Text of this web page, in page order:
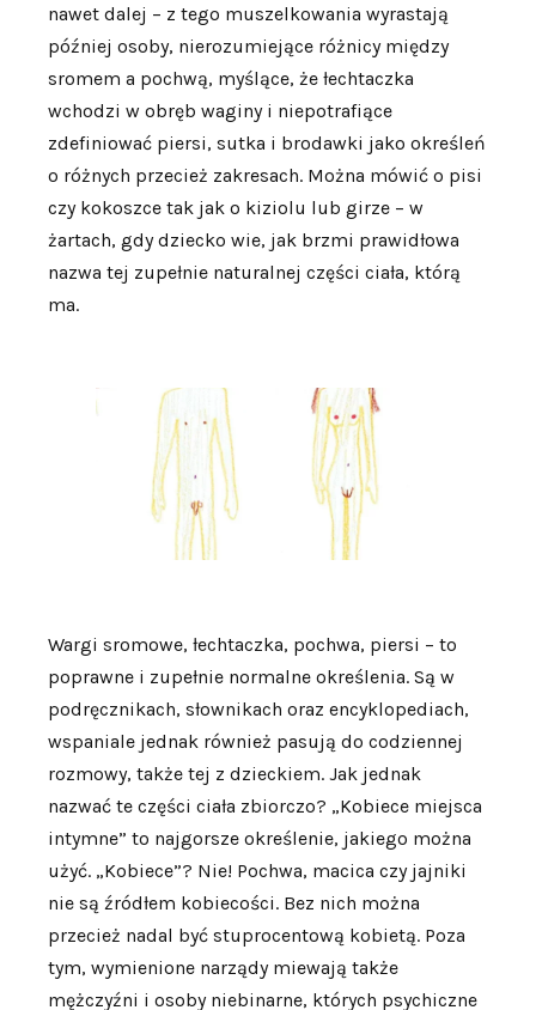
nawet dalej – z tego muszelkowania wyrastają
później osoby, nierozumiejące różnicy między
sromem a pochwą, myślące, że łechtaczka
wchodzi w obręb waginy i niepotrafiące
zdefiniować piersi, sutka i brodawki jako określeń
o różnych przecież zakresach. Można mówić o pisi
czy kokoszce tak jak o kiziolu lub girze – w
żartach, gdy dziecko wie, jak brzmi prawidłowa
nazwa tej zupełnie naturalnej części ciała, którą
ma.
Wargi sromowe, łechtaczka, pochwa, piersi – to
poprawne i zupełnie normalne określenia. Są w
podręcznikach, słownikach oraz encyklopediach,
wspaniale jednak również pasują do codziennej
rozmowy, także tej z dzieckiem. Jak jednak
nazwać te części ciała zbiorczo? „Kobiece miejsca
intymne” to najgorsze określenie, jakiego można
użyć. „Kobiece”? Nie! Pochwa, macica czy jajniki
nie są źródłem kobiecości. Bez nich można
przecież nadal być stuprocentową kobietą. Poza
tym, wymienione narządy miewają także
mężczyźni i osoby niebinarne, których psychiczne